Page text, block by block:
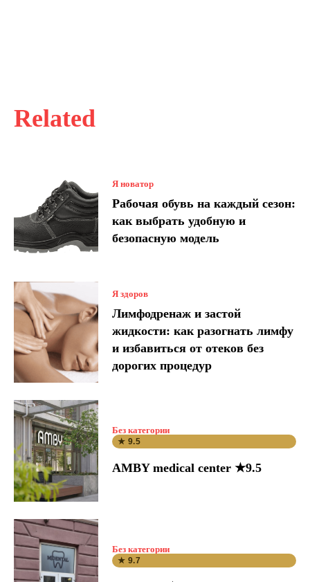
Related
Я новатор
Рабочая обувь на каждый сезон:
как выбрать удобную и
безопасную модель
Я здоров
Лимфодренаж и застой
жидкости: как разогнать лимфу
и избавиться от отеков без
дорогих процедур
Без категории
★ 9.5
AMBY medical center ★9.5
Без категории
★ 9.7